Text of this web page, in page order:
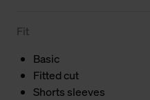
Fit
Basic
Fitted cut
Shorts sleeves